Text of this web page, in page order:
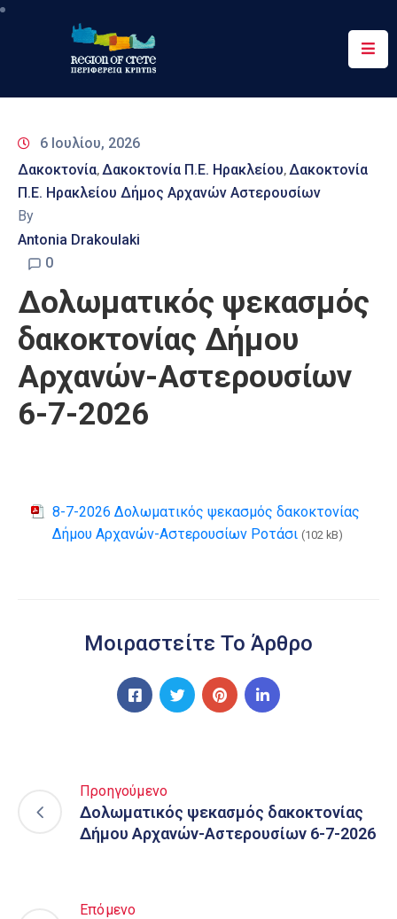
Περιφέρεια
&
Δράσεις
Ψηφιακές
Υπηρεσίες
Επικοινωνία
6 Ιουλίου, 2026
Δακοκτονία‚Δακοκτονία Π.Ε. Ηρακλείου‚Δακοκτονία
Π.Ε. Ηρακλείου Δήμος Αρχανών Αστερουσίων
By
Antonia Drakoulaki
0
Δολωματικός ψεκασμός
δακοκτονίας Δήμου
Αρχανών-Αστερουσίων
6-7-2026
8-7-2026 Δολωματικός ψεκασμός δακοκτονίας
Δήμου Αρχανών-Αστερουσίων Ροτάσι (102 kB)
Μοιραστείτε Το Άρθρο
Προηγούμενο
Δολωματικός ψεκασμός δακοκτονίας
Δήμου Αρχανών-Αστερουσίων 6-7-2026
Επόμενο